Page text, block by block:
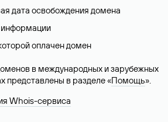
дата освобождения домена
информации
оплачен домен
в международных и зарубежных
представлены в разделе «Помощь».
Whois-сервиса